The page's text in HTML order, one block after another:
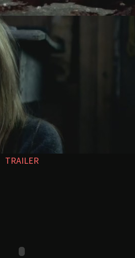
TRAILER